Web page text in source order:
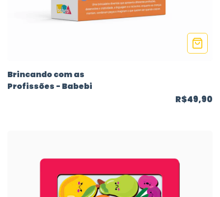
Brincando com as
Profissões - Babebi
R$49,90